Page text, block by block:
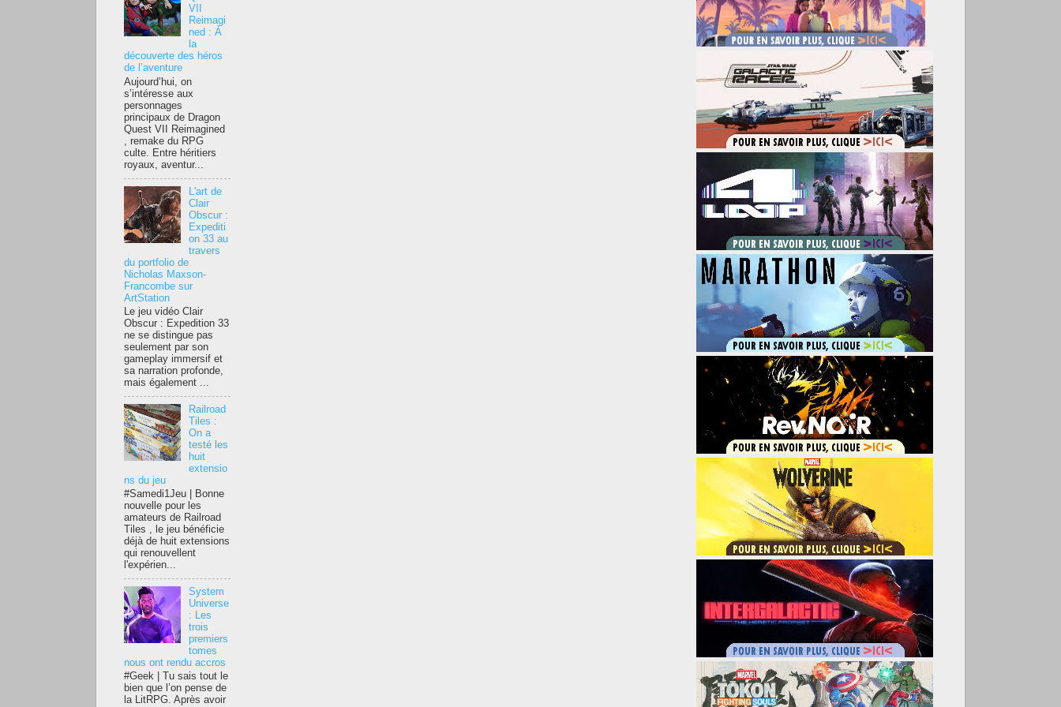
VII
Reimagi
ned : À
la
découverte des héros
de l’aventure
Aujourd’hui, on
s’intéresse aux
personnages
principaux de Dragon
Quest VII Reimagined
, remake du RPG
culte. Entre héritiers
royaux, aventur...
L'art de
Clair
Obscur :
Expediti
on 33 au
travers
du portfolio de
Nicholas Maxson-
Francombe sur
ArtStation
Le jeu vidéo Clair
Obscur : Expedition 33
ne se distingue pas
seulement par son
gameplay immersif et
sa narration profonde,
mais également ...
Railroad
Tiles :
On a
testé les
huit
extensio
ns du jeu
#Samedi1Jeu | Bonne
nouvelle pour les
amateurs de Railroad
Tiles , le jeu bénéficie
déjà de huit extensions
qui renouvellent
l'expérien...
System
Universe
: Les
trois
premiers
tomes
nous ont rendu accros
#Geek | Tu sais tout le
bien que l’on pense de
la LitRPG. Après avoir